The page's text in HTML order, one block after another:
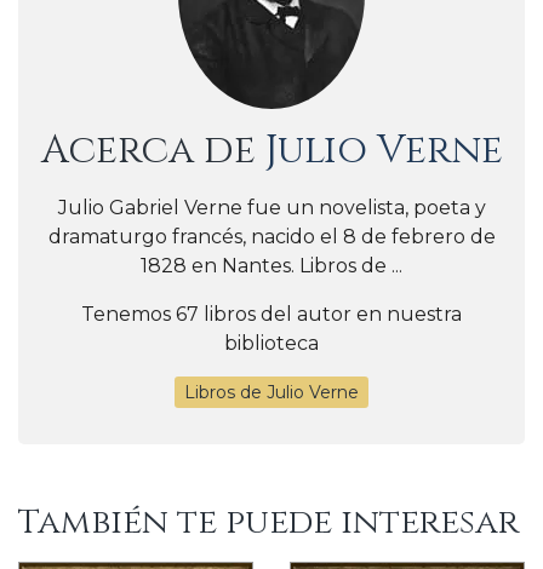
Acerca de Julio Verne
Julio Gabriel Verne fue un novelista, poeta y
dramaturgo francés, nacido el 8 de febrero de
1828 en Nantes. Libros de ...
Tenemos 67 libros del autor en nuestra
biblioteca
Libros de Julio Verne
También te puede interesar